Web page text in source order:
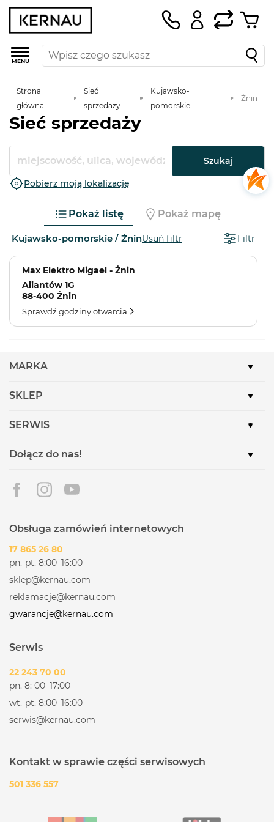
MENU
Strona
główna
Sieć
sprzedaży
Kujawsko-
pomorskie
Żnin
Sieć sprzedaży
Szukaj
Pobierz moją lokalizację
Pokaż listę Pokaż mapę
Kujawsko-pomorskie / ŻninUsuń filtr Filtr
Max Elektro Migael - Żnin
Aliantów 1G
88-400 Żnin
Sprawdź godziny otwarcia
MARKA
SKLEP
SERWIS
Dołącz do nas!
Obsługa zamówień internetowych
17 865 26 80
pn.-pt. 8:00–16:00
sklep@kernau.com
reklamacje@kernau.com
gwarancje@kernau.com
Serwis
22 243 70 00
pn. 8: 00–17:00
wt.-pt. 8:00–16:00
serwis@kernau.com
Kontakt w sprawie części serwisowych
501 336 557